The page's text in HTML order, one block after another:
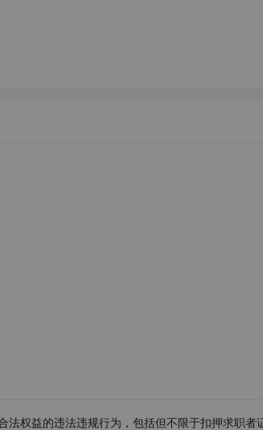
法权益的违法违规行为，包括但不限于扣押求职